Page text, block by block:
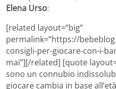
Elena Urso:
[related layout=”big”
permalink=”https://
consigli-per-giocare-con-i-
mai”][/related] [quote
sono un connubio
giocare cambia in base